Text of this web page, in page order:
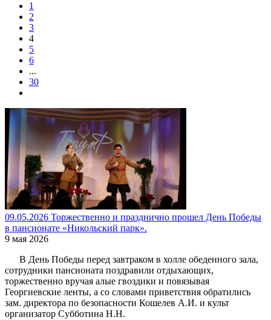
1
2
3
4
5
6
...
30
09.05.2026 Торжественно и празднично прошел День Победы
в пансионате «Никольский парк».
9 мая 2026
В День Победы перед завтраком в холле обеденного зала,
сотрудники пансионата поздравили отдыхающих,
торжественно вручая алые гвоздики и повязывая
Георгиевские ленты, а со словами приветствия обратились
зам. директора по безопасности Кошелев А.И. и культ
организатор Субботина Н.Н.